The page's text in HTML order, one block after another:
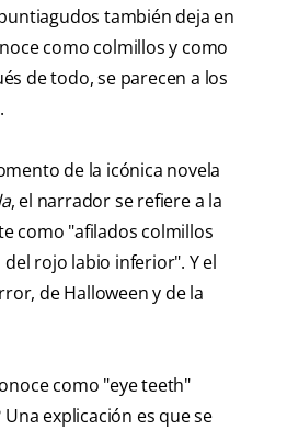
también deja en
como colmillos y como
de todo, se parecen a los
de la icónica novela
, el narrador se refiere a la
como "afilados colmillos
rojo labio inferior". Y el
de Halloween y de la
como "eye teeth"
explicación es que se